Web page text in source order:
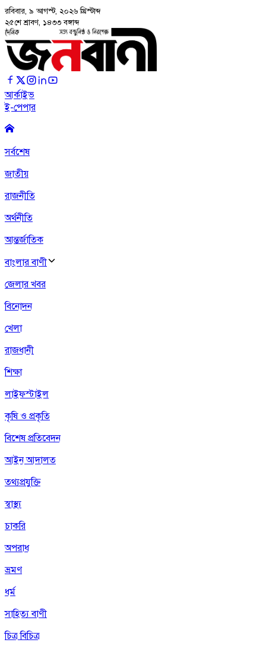
রবিবার, ৯ আগস্ট, ২০২৬ খ্রিস্টাব্দ
২৫শে শ্রাবণ, ১৪৩৩ বঙ্গাব্দ
আর্কাইভ
ই-পেপার
সর্বশেষ
জাতীয়
রাজনীতি
অর্থনীতি
আন্তর্জাতিক
বাংলার বাণী
জেলার খবর
বিনোদন
খেলা
রাজধানী
শিক্ষা
লাইফস্টাইল
কৃষি ও প্রকৃতি
বিশেষ প্রতিবেদন
আইন আদালত
তথ্যপ্রযুক্তি
স্বাস্থ্য
চাকরি
অপরাধ
ভ্রমণ
ধর্ম
সাহিত্য বাণী
চিত্র বিচিত্র